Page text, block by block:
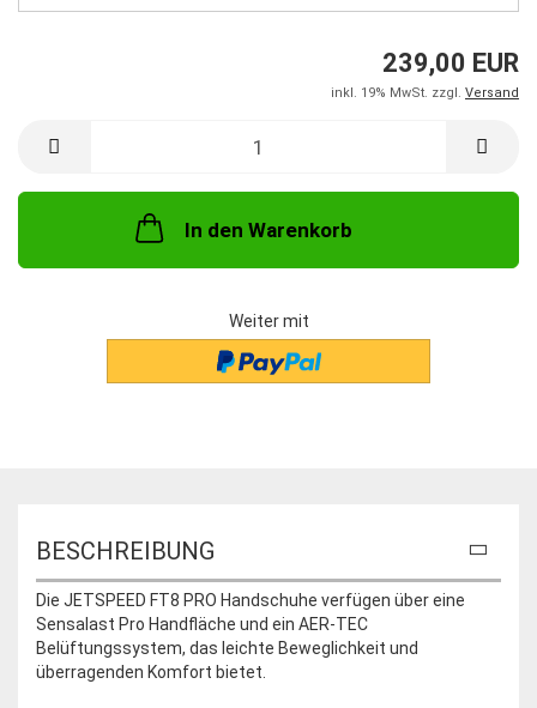
239,00 EUR
inkl. 19% MwSt. zzgl. Versand
In den Warenkorb
Weiter mit
BESCHREIBUNG
Die JETSPEED FT8 PRO Handschuhe verfügen über eine
Sensalast Pro Handfläche und ein AER-TEC
Belüftungssystem, das leichte Beweglichkeit und
überragenden Komfort bietet.